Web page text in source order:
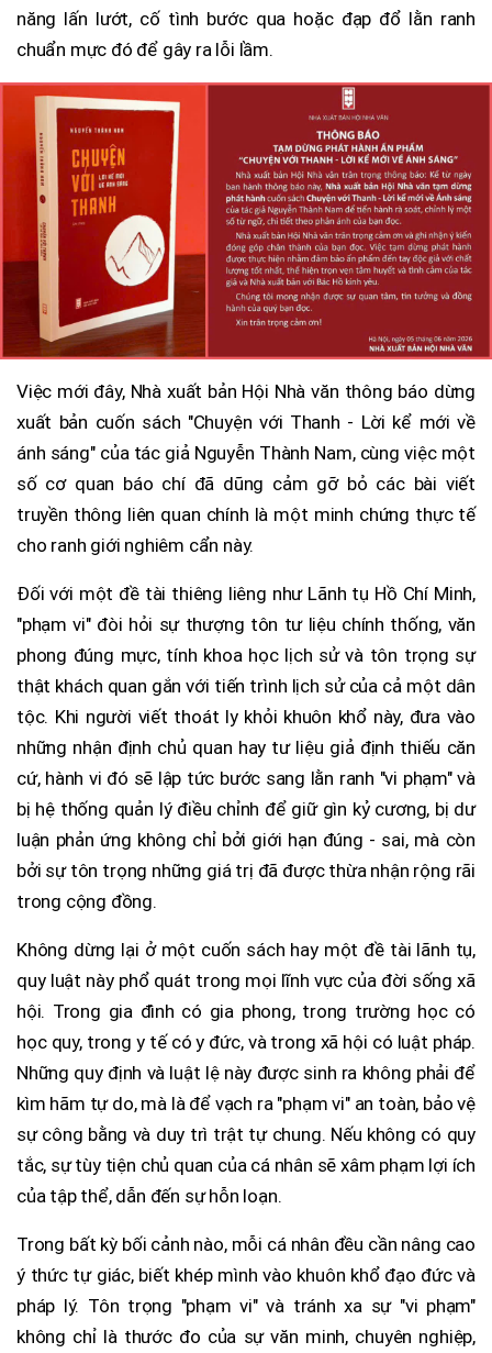
năng lấn lướt, cố tình bước qua hoặc đạp đổ lằn ranh
chuẩn mực đó để gây ra lỗi lầm.
Việc mới đây, Nhà xuất bản Hội Nhà văn thông báo dừng
xuất bản cuốn sách "Chuyện với Thanh - Lời kể mới về
ánh sáng" của tác giả Nguyễn Thành Nam, cùng việc một
số cơ quan báo chí đã dũng cảm gỡ bỏ các bài viết
truyền thông liên quan chính là một minh chứng thực tế
cho ranh giới nghiêm cẩn này.
Đối với một đề tài thiêng liêng như Lãnh tụ Hồ Chí Minh,
"phạm vi" đòi hỏi sự thượng tôn tư liệu chính thống, văn
phong đúng mực, tính khoa học lịch sử và tôn trọng sự
thật khách quan gắn với tiến trình lịch sử của cả một dân
tộc. Khi người viết thoát ly khỏi khuôn khổ này, đưa vào
những nhận định chủ quan hay tư liệu giả định thiếu căn
cứ, hành vi đó sẽ lập tức bước sang lằn ranh "vi phạm" và
bị hệ thống quản lý điều chỉnh để giữ gìn kỷ cương, bị dư
luận phản ứng không chỉ bởi giới hạn đúng - sai, mà còn
bởi sự tôn trọng những giá trị đã được thừa nhận rộng rãi
trong cộng đồng.
Không dừng lại ở một cuốn sách hay một đề tài lãnh tụ,
quy luật này phổ quát trong mọi lĩnh vực của đời sống xã
hội. Trong gia đình có gia phong, trong trường học có
học quy, trong y tế có y đức, và trong xã hội có luật pháp.
Những quy định và luật lệ này được sinh ra không phải để
kìm hãm tự do, mà là để vạch ra "phạm vi" an toàn, bảo vệ
sự công bằng và duy trì trật tự chung. Nếu không có quy
tắc, sự tùy tiện chủ quan của cá nhân sẽ xâm phạm lợi ích
của tập thể, dẫn đến sự hỗn loạn.
Trong bất kỳ bối cảnh nào, mỗi cá nhân đều cần nâng cao
ý thức tự giác, biết khép mình vào khuôn khổ đạo đức và
pháp lý. Tôn trọng "phạm vi" và tránh xa sự "vi phạm"
không chỉ là thước đo của sự văn minh, chuyên nghiệp,